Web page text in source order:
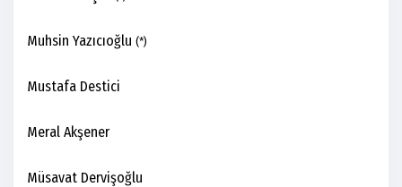
Muhsin Yazıcıoğlu (*)
Mustafa Destici
Meral Akşener
Müsavat Dervişoğlu